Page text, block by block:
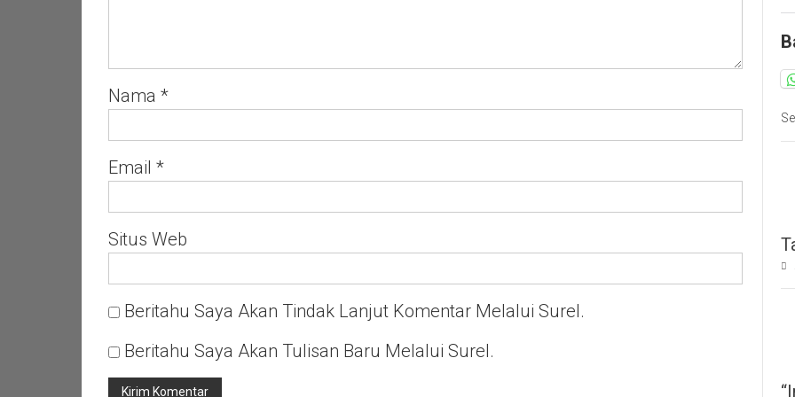
Nama *
Email *
Situs Web
Beritahu Saya Akan Tindak Lanjut Komentar Melalui Surel.
Beritahu Saya Akan Tulisan Baru Melalui Surel.